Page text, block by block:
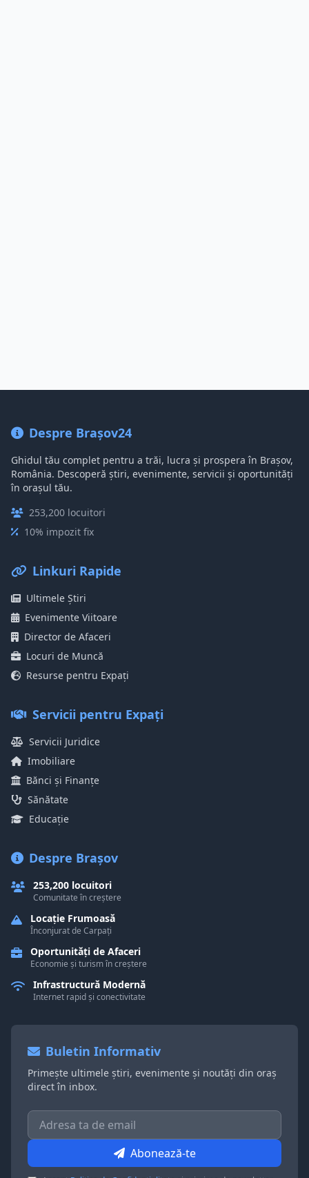
Despre Brașov24
Ghidul tău complet pentru a trăi, lucra și prospera în Brașov,
România. Descoperă știri, evenimente, servicii și oportunități
în orașul tău.
253,200 locuitori
10% impozit fix
Linkuri Rapide
Ultimele Știri
Evenimente Viitoare
Director de Afaceri
Locuri de Muncă
Resurse pentru Expați
Servicii pentru Expați
Servicii Juridice
Imobiliare
Bănci și Finanțe
Sănătate
Educație
Despre Brașov
253,200 locuitori
Comunitate în creștere
Locație Frumoasă
Înconjurat de Carpați
Oportunități de Afaceri
Economie și turism în creștere
Infrastructură Modernă
Internet rapid și conectivitate
Buletin Informativ
Primește ultimele știri, evenimente și noutăți din oraș
direct în inbox.
Abonează-te